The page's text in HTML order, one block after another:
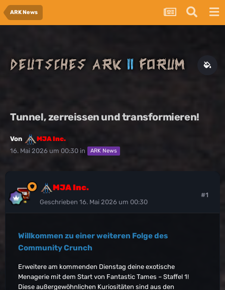
ARK News
Tunnel, zerreissen und transformieren!
Von
MJA Inc.
16. Mai 2026 um 00:30 in ARK News
MJA Inc.
Geschrieben 16. Mai 2026 um 00:30
#1
Willkommen zu einer weiteren Folge des
Community Crunch
Erweitere am kommenden Dienstag deine exotische
Menagerie mit dem Start von Fantastic Tames – Staffel 1!
Diese außergewöhnlichen Kuriositäten sind aus den